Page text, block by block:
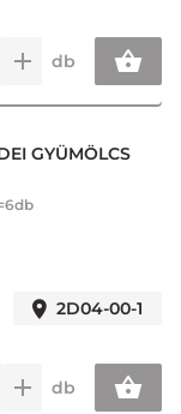
db
GYÜMÖLCS
2D04-00-1
db